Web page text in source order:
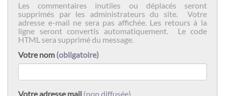
Les commentaires inutiles ou déplacés seront
supprimés par les administrateurs du site. Votre
adresse e-mail ne sera pas affichée. Les retours à la
ligne seront convertis automatiquement. Le code
HTML sera supprimé du message.
Votre nom (obligatoire)
Votre adresse mail (non diffusée)